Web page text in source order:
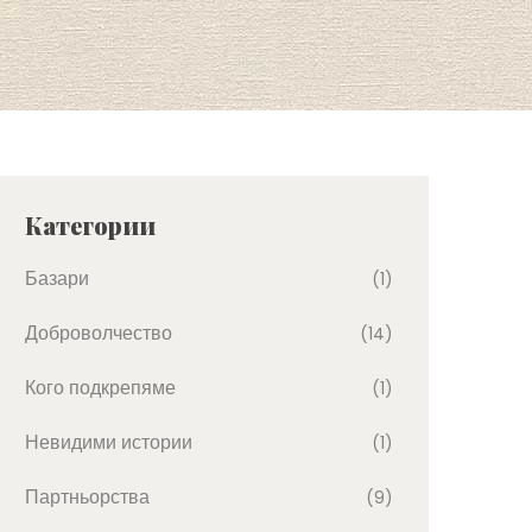
Категории
Базари (1)
Доброволчество (14)
Кого подкрепяме (1)
Невидими истории (1)
Партньорства (9)